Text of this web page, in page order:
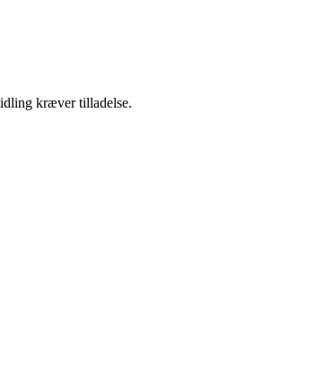
kræver tilladelse.